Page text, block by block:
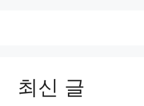
최신 글